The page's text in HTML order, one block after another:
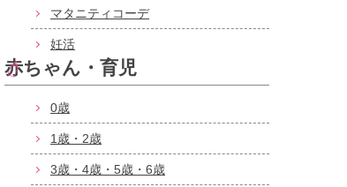
マタニティコーデ
妊活
赤ちゃん・育児
0歳
1歳・2歳
3歳・4歳・5歳・6歳